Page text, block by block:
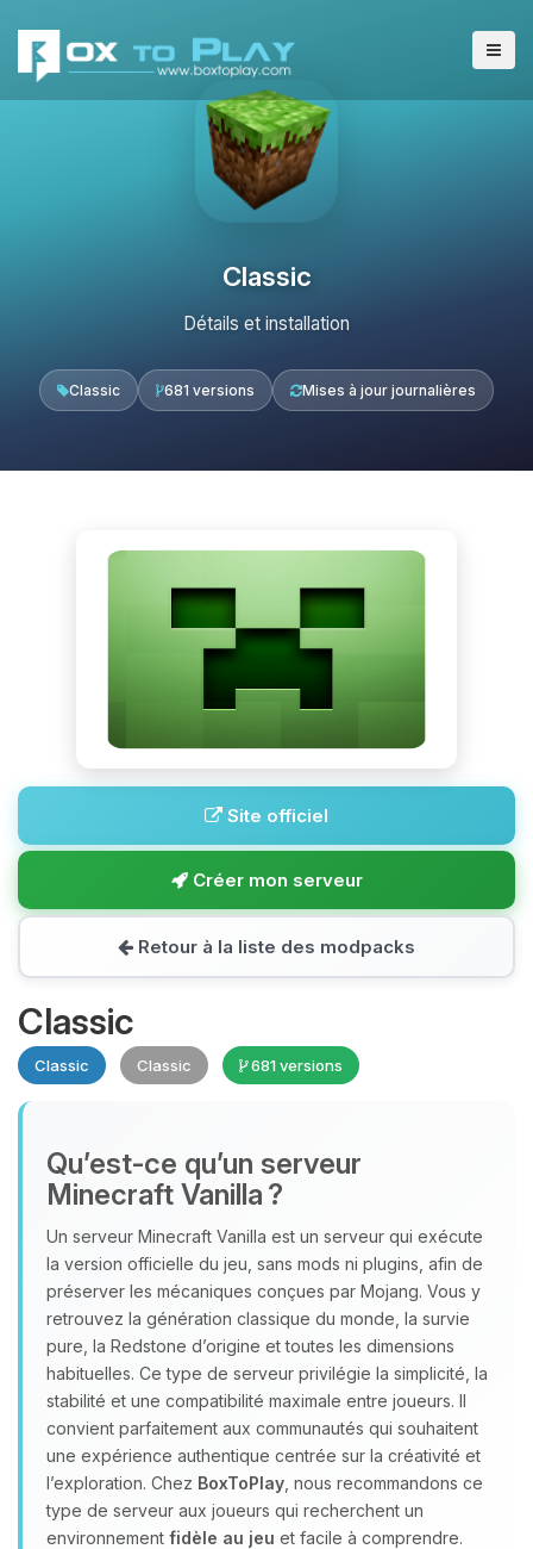
Classic
Détails et installation
Classic 681 versions Mises à jour journalières
Site officiel
Créer mon serveur
Retour à la liste des modpacks
Classic
Classic Classic 681 versions
Qu’est‑ce qu’un serveur
Minecraft Vanilla ?
Un serveur Minecraft Vanilla est un serveur qui exécute
la version officielle du jeu, sans mods ni plugins, afin de
préserver les mécaniques conçues par Mojang. Vous y
retrouvez la génération classique du monde, la survie
pure, la Redstone d’origine et toutes les dimensions
habituelles. Ce type de serveur privilégie la simplicité, la
stabilité et une compatibilité maximale entre joueurs. Il
convient parfaitement aux communautés qui souhaitent
une expérience authentique centrée sur la créativité et
l’exploration. Chez BoxToPlay , nous recommandons ce
type de serveur aux joueurs qui recherchent un
environnement fidèle au jeu et facile à comprendre.
Youpi, enfin quelqu’un pour me
parler ! Moi c’est Choupy, ton petit
assistant BoxToPlay. Dis-moi ce dont
tu as besoin et je vais remuer mes
petits circuits pour t’aider.
06/08/2026 à 23:28